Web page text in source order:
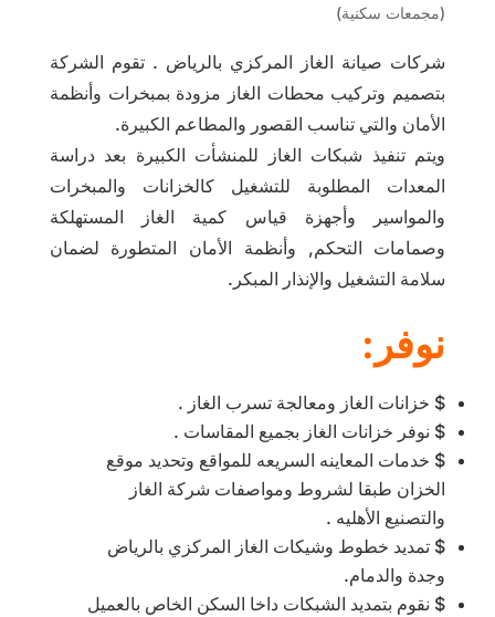
(مجمعات سكنية)
شركات صيانة الغاز المركزي بالرياض . تقوم الشركة
بتصميم وتركيب محطات الغاز مزودة بمبخرات وأنظمة
الأمان والتي تناسب القصور والمطاعم الكبيرة.
ويتم تنفيذ شبكات الغاز للمنشأت الكبيرة بعد دراسة
المعدات المطلوبة للتشغيل كالخزانات والمبخرات
والمواسير وأجهزة قياس كمية الغاز المستهلكة
وصمامات التحكم, وأنظمة الأمان المتطورة لضمان
سلامة التشغيل والإنذار المبكر.
نوفر:
$ خزانات الغاز ومعالجة تسرب الغاز .
$ نوفر خزانات الغاز بجميع المقاسات .
$ خدمات المعاينه السريعه للمواقع وتحديد موقع
الخزان طبقا لشروط ومواصفات شركة الغاز
والتصنيع الأهليه .
$ تمديد خطوط وشيكات الغاز المركزي بالرياض
وجدة والدمام.
$ نقوم بتمديد الشبكات داخا السكن الخاص بالعميل